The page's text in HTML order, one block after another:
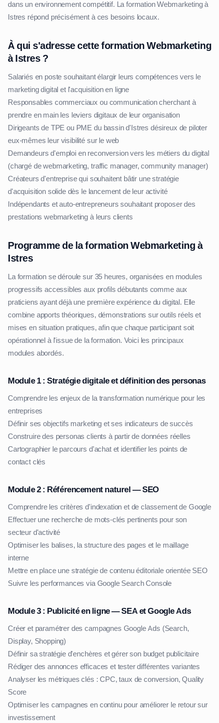
dans un environnement compétitif. La formation Webmarketing à
Istres répond précisément à ces besoins locaux.
À qui s'adresse cette formation Webmarketing
à Istres ?
Salariés en poste souhaitant élargir leurs compétences vers le
marketing digital et l'acquisition en ligne
Responsables commerciaux ou communication cherchant à
prendre en main les leviers digitaux de leur organisation
Dirigeants de TPE ou PME du bassin d'Istres désireux de piloter
eux-mêmes leur visibilité sur le web
Demandeurs d'emploi en reconversion vers les métiers du digital
(chargé de webmarketing, traffic manager, community manager)
Créateurs d'entreprise qui souhaitent bâtir une stratégie
d'acquisition solide dès le lancement de leur activité
Indépendants et auto-entrepreneurs souhaitant proposer des
prestations webmarketing à leurs clients
Programme de la formation Webmarketing à
Istres
La formation se déroule sur 35 heures, organisées en modules
progressifs accessibles aux profils débutants comme aux
praticiens ayant déjà une première expérience du digital. Elle
combine apports théoriques, démonstrations sur outils réels et
mises en situation pratiques, afin que chaque participant soit
opérationnel à l'issue de la formation. Voici les principaux
modules abordés.
Module 1 : Stratégie digitale et définition des personas
Comprendre les enjeux de la transformation numérique pour les
entreprises
Définir ses objectifs marketing et ses indicateurs de succès
Construire des personas clients à partir de données réelles
Cartographier le parcours d'achat et identifier les points de
contact clés
Module 2 : Référencement naturel — SEO
Comprendre les critères d'indexation et de classement de Google
Effectuer une recherche de mots-clés pertinents pour son
secteur d'activité
Optimiser les balises, la structure des pages et le maillage
interne
Mettre en place une stratégie de contenu éditoriale orientée SEO
Suivre les performances via Google Search Console
Module 3 : Publicité en ligne — SEA et Google Ads
Créer et paramétrer des campagnes Google Ads (Search,
Display, Shopping)
Définir sa stratégie d'enchères et gérer son budget publicitaire
Rédiger des annonces efficaces et tester différentes variantes
Analyser les métriques clés : CPC, taux de conversion, Quality
Score
Optimiser les campagnes en continu pour améliorer le retour sur
investissement